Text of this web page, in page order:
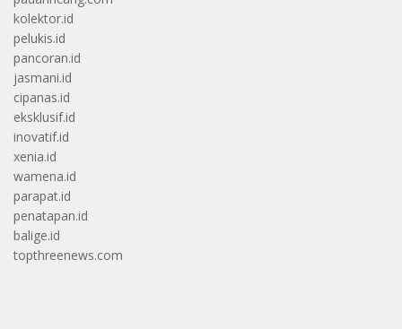
kolektor.id
pelukis.id
pancoran.id
jasmani.id
cipanas.id
eksklusif.id
inovatif.id
xenia.id
wamena.id
parapat.id
penatapan.id
balige.id
topthreenews.com